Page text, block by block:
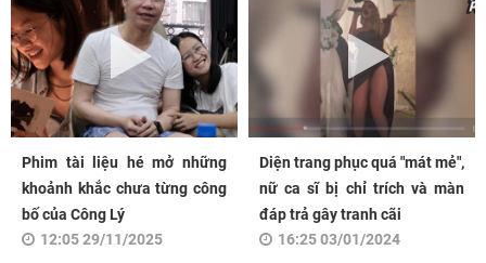
Phim tài liệu hé mở những
khoảnh khắc chưa từng công
bố của Công Lý
12:05 29/11/2025
Diện trang phục quá "mát mẻ",
nữ ca sĩ bị chỉ trích và màn
đáp trả gây tranh cãi
16:25 03/01/2024